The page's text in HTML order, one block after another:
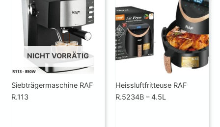
NICHT VORRÄTIG
Siebträgermaschine RAF
R.113
Heissluftfritteuse RAF
R.5234B – 4.5L